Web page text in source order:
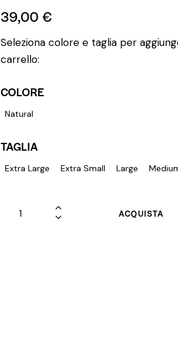
39,00 €
Seleziona colore e taglia per
carrello:
COLORE
Natural
TAGLIA
Extra Large Extra Small Large
ACQUISTA